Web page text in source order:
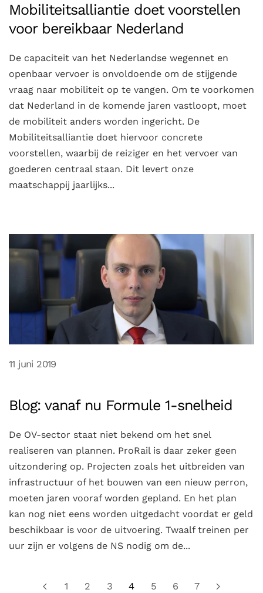
Mobiliteitsalliantie doet voorstellen
voor bereikbaar Nederland
De capaciteit van het Nederlandse wegennet en
openbaar vervoer is onvoldoende om de stijgende
vraag naar mobiliteit op te vangen. Om te voorkomen
dat Nederland in de komende jaren vastloopt, moet
de mobiliteit anders worden ingericht. De
Mobiliteitsalliantie doet hiervoor concrete
voorstellen, waarbij de reiziger en het vervoer van
goederen centraal staan. Dit levert onze
maatschappij jaarlijks...
11 juni 2019
Blog: vanaf nu Formule 1-snelheid
De OV-sector staat niet bekend om het snel
realiseren van plannen. ProRail is daar zeker geen
uitzondering op. Projecten zoals het uitbreiden van
infrastructuur of het bouwen van een nieuw perron,
moeten jaren vooraf worden gepland. En het plan
kan nog niet eens worden uitgedacht voordat er geld
beschikbaar is voor de uitvoering. Twaalf treinen per
uur zijn er volgens de NS nodig om de...
1 2 3 4 5 6 7